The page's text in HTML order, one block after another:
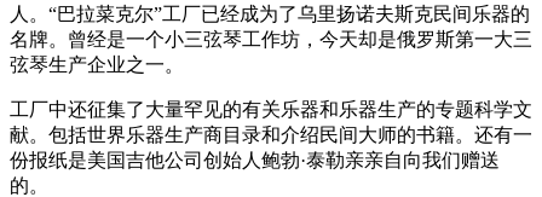
人。“巴拉菜克尔”工厂已经成为了乌里扬诺夫斯克民间乐器的
名牌。曾经是一个小三弦琴工作坊，今天却是俄罗斯第一大三
弦琴生产企业之一。
工厂中还征集了大量罕见的有关乐器和乐器生产的专题科学文
献。包括世界乐器生产商目录和介绍民间大师的书籍。还有一
份报纸是美国吉他公司创始人鲍勃·泰勒亲亲自向我们赠送
的。